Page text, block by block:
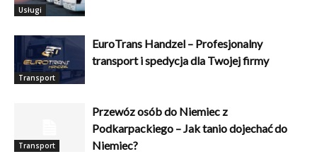
Usługi
Transport
EuroTrans Handzel – Profesjonalny
transport i spedycja dla Twojej firmy
Transport
Przewóz osób do Niemiec z
Podkarpackiego – Jak tanio dojechać do
Niemiec?